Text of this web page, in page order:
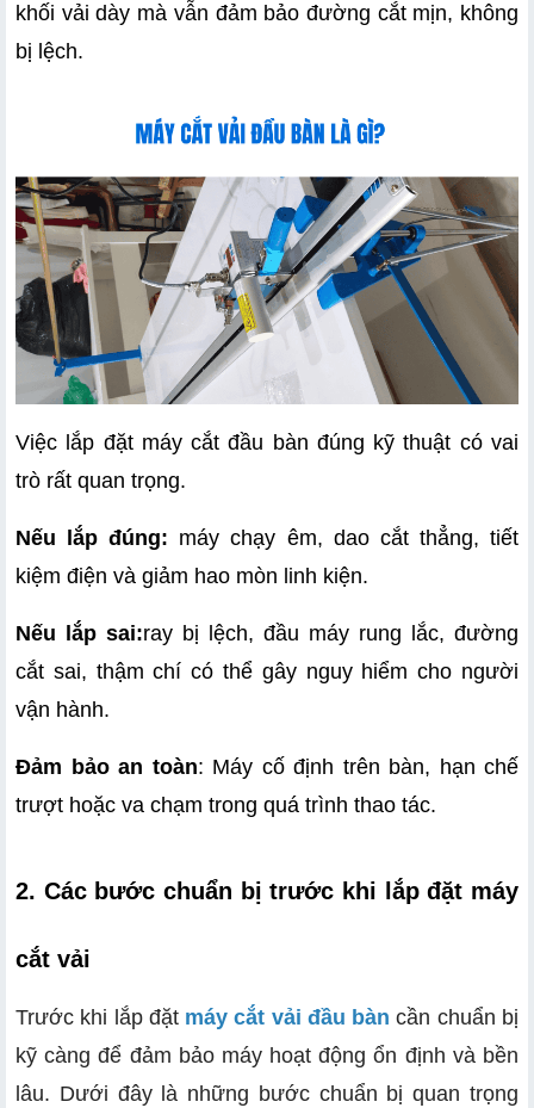
khối vải dày mà vẫn đảm bảo đường cắt mịn, không
bị lệch.
Việc lắp đặt máy cắt đầu bàn đúng kỹ thuật có vai
trò rất quan trọng.
Nếu lắp đúng: máy chạy êm, dao cắt thẳng, tiết
kiệm điện và giảm hao mòn linh kiện.
Nếu lắp sai:ray bị lệch, đầu máy rung lắc, đường
cắt sai, thậm chí có thể gây nguy hiểm cho người
vận hành.
Đảm bảo an toàn: Máy cố định trên bàn, hạn chế
trượt hoặc va chạm trong quá trình thao tác.
2. Các bước chuẩn bị trước khi lắp đặt máy
cắt vải
Trước khi lắp đặt máy cắt vải đầu bàn cần chuẩn bị
kỹ càng để đảm bảo máy hoạt động ổn định và bền
lâu. Dưới đây là những bước chuẩn bị quan trọng